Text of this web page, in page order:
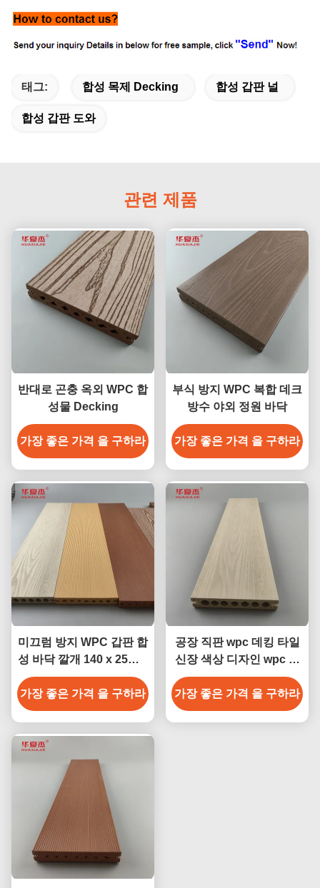
태그: 합성 목제 Decking 합성 갑판 널
합성 갑판 도와
관련 제품
반대로 곤충 옥외 WPC 합
성물 Decking
가장 좋은 가격 을 구하라
부식 방지 WPC 복합 데크
방수 야외 정원 바닥
가장 좋은 가격 을 구하라
미끄럼 방지 WPC 갑판 합
성 바닥 깔개 140 x 25mm
갈색 커피 회색 티크 나무
색상
가장 좋은 가격 을 구하라
공장 직판 wpc 데킹 타일
신장 색상 디자인 wpc 방
수 내구성 데킹 야외
가장 좋은 가격 을 구하라